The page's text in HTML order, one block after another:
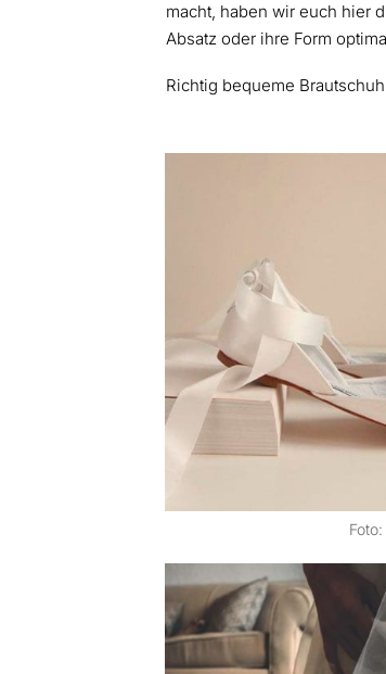
macht, haben wir euch hier
Absatz oder ihre Form
Richtig bequeme